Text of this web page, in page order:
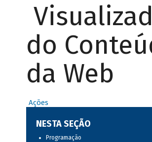
do
da Web
Ações
NESTA SEÇÃO
Programação